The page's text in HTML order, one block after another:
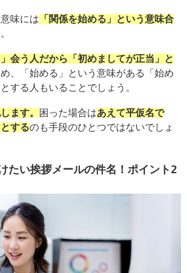
味には 「関係を始める」という意味合
」会う人だから「初めましてが正当」と
、「始める」という意味がある「始め
する人もいることでしょう。
ます。 困った場合はあえて平仮名で
するのも手段のひとつではないでしょ
たい挨拶メールの件名！ポイント2